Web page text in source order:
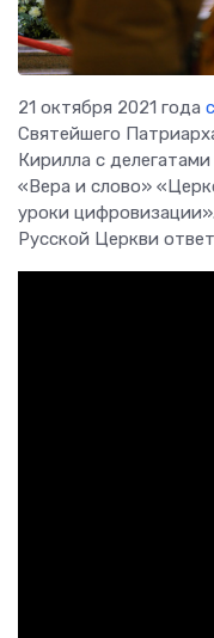
21 октября 2021 года
Святейшего
Кирилла с
«Вера и слово»
уроки
Русской Церкви